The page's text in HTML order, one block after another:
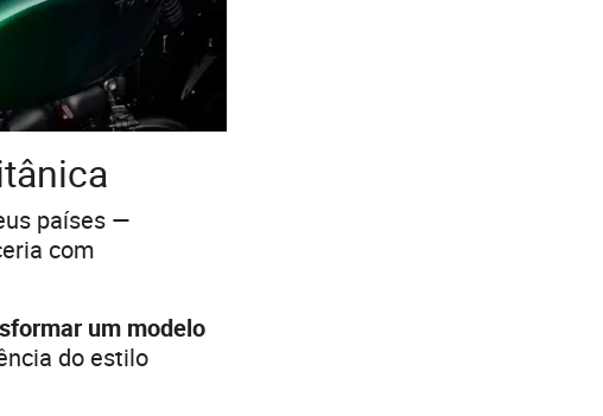
países —
com
um modelo
do estilo